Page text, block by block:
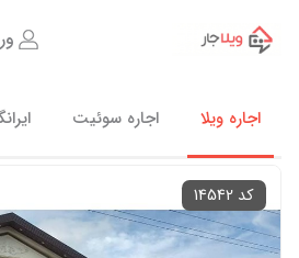
اجاره ویلا اجاره سوئیت
کد 14542